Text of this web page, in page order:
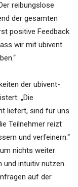
reibungslose
der gesamten
positive Feedback
wir mit ubivent
der ubivent-
„Die
liefert, sind für uns
Teilnehmer reizt
und verfeinern.“
nichts weiter
und intuitiv nutzen.
auf der